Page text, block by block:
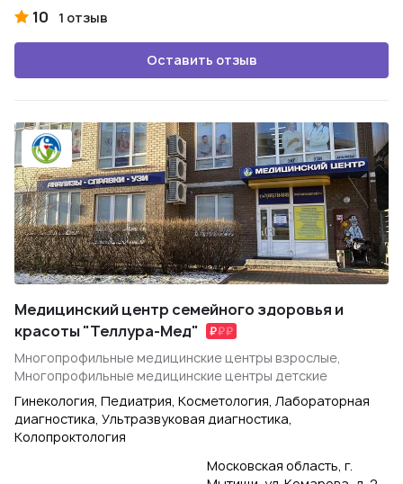
10 1 отзыв
Оставить отзыв
Медицинский центр семейного здоровья и
красоты "Теллура-Мед"
Многопрофильные медицинские центры взрослые,
Многопрофильные медицинские центры детские
Гинекология, Педиатрия, Косметология, Лабораторная
диагностика, Ультразвуковая диагностика,
Колопроктология
Московская область, г.